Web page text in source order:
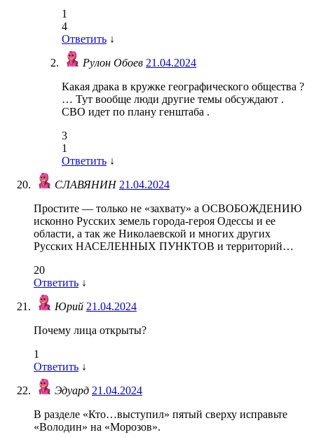
1
4
Ответить ↓
Рулон Обоев 21.04.2024
Какая драка в кружке географического общества ?
… Тут вообще люди другие темы обсуждают .
СВО идет по плану генштаба .
3
1
Ответить ↓
СЛАВЯНИН21.04.2024
Простите — только не «захвату» а ОСВОБОЖДЕНИЮ
исконно Русских земель города-героя Одессы и ее
области, а так же Николаевской и многих других
Русских НАСЕЛЕННЫХ ПУНКТОВ и территорий…
20
Ответить ↓
Юрий 21.04.2024
Почему лица открыты?
1
Ответить ↓
Эдуард 21.04.2024
В разделе «Кто…выступил» пятый сверху исправьте
«Володин» на «Морозов».